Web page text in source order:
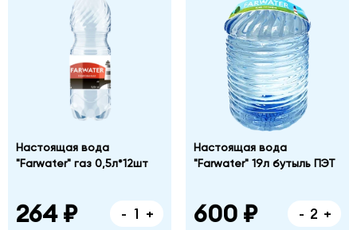
Настоящая вода
"Farwater" газ 0,5л*12шт
264 ₽ - +
Настоящая вода
"Farwater" 19л бутыль ПЭТ
600 ₽ - +